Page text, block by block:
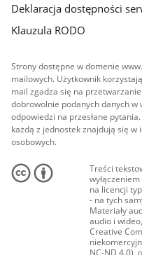
Deklaracja dostępności
Klauzula RODO
Strony dostępne w domenie
mailowych. Użytkownik
mail zgadza się na
dobrowolnie podanych danych w
odpowiedzi na przesłane
każdą z jednostek znajdują się
osobowych.
Treści
na licencji
- na tych
Materiały
audio i
Creative
NC-ND 4.0),